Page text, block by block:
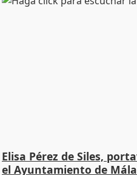
Elisa Pérez de Siles,
el Ayuntamiento de